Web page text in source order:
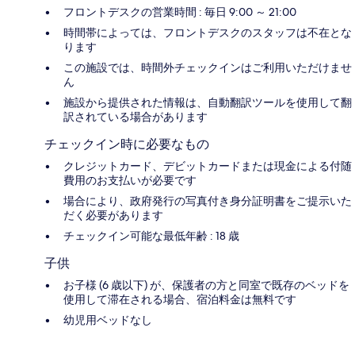
フロントデスクの営業時間 : 毎日 9:00 ～ 21:00
時間帯によっては、フロントデスクのスタッフは不在とな
ります
この施設では、時間外チェックインはご利用いただけませ
ん
施設から提供された情報は、自動翻訳ツールを使用して翻
訳されている場合があります
チェックイン時に必要なもの
クレジットカード、デビットカードまたは現金による付随
費用のお支払いが必要です
場合により、政府発行の写真付き身分証明書をご提示いた
だく必要があります
チェックイン可能な最低年齢 : 18 歳
子供
お子様 (6 歳以下) が、保護者の方と同室で既存のベッドを
使用して滞在される場合、宿泊料金は無料です
幼児用ベッドなし